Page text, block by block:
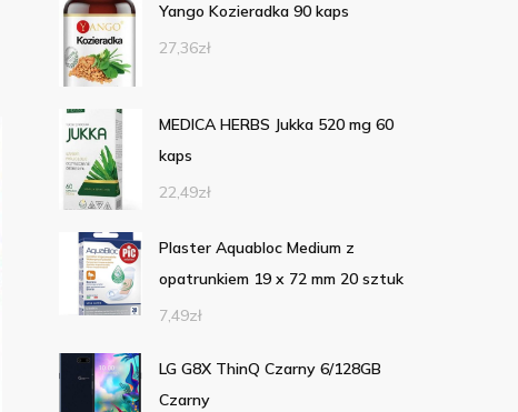
Yango Kozieradka 90 kaps
27,36zł
MEDICA HERBS Jukka 520 mg 60
kaps
22,49zł
Plaster Aquabloc Medium z
opatrunkiem 19 x 72 mm 20 sztuk
7,49zł
LG G8X ThinQ Czarny 6/128GB
Czarny